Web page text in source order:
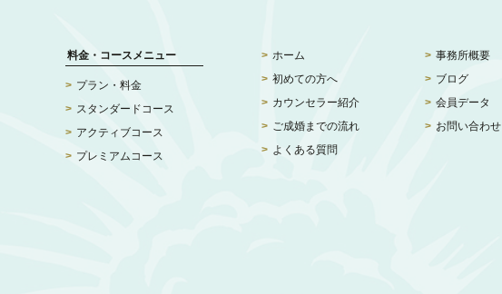
料金・コースメニュー
プラン・料金
スタンダードコース
アクティブコース
プレミアムコース
ホーム
初めての方へ
カウンセラー紹介
ご成婚までの流れ
よくある質問
事務所概要
ブログ
会員データ
お問い合わせ